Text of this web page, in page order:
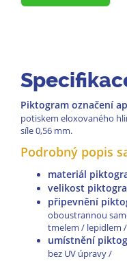
Piktogram označení
potiskem eloxovaného
síle 0,56 mm.
Podrobný popis
materiál
velikost
připevnění
oboustrannou
tmelem / lepidlem /
umístnění
bez UV úpravy /